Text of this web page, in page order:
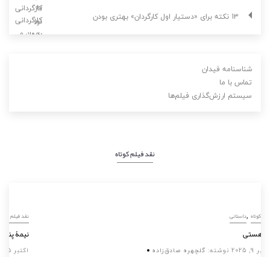
13 نکته برای «دستیار اول کارگردان» بهتری بودن
شناسنامه فیدان
تماس با ما
سیستم ارزش‌گذاری فیلم‌ها
نقد فیلم کوتاه
نقد فیلم کوتاه
تو، آن هستی
نوشته:گلچهره صادق‌زاده سپتامبر 9, 2025